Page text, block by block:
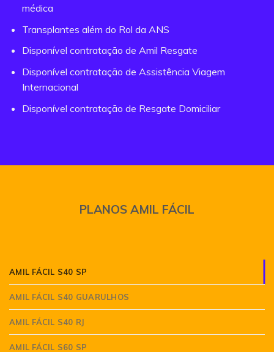
médica
Transplantes além do Rol da ANS
Disponível contratação de Amil Resgate
Disponível contratação de Assistência Viagem
Internacional
Disponível contratação de Resgate Domiciliar
PLANOS AMIL FÁCIL
AMIL FÁCIL S40 SP
AMIL FÁCIL S40 GUARULHOS
AMIL FÁCIL S40 RJ
AMIL FÁCIL S60 SP